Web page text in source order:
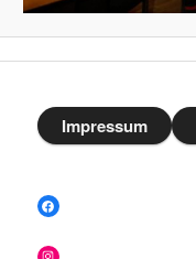
Impressum
Facebook
Instagram